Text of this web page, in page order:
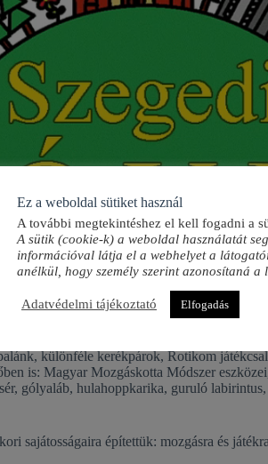
földszintes, impozáns, családi házból
mozgáslehetőséget nyújtanak a
különféle kerékpárok, Rotikom
is: Magyar Mozgáskotta Módszer
gólyaláb, hulahoppkarika, guruló
sajátosságaira építettük: mozgásra és
Ez a weboldal sütiket használ
A további megtekintéshez el kell fogadni a
A sütik (cookie-k) a weboldal használatát
információval látja el a webhelyet a
anélkül, hogy személy szerint azonosítaná a
Adatvédelmi tájékoztató Elfogadás